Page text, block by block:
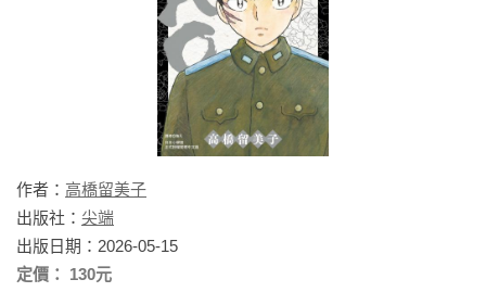
作者： 高橋留美子
出版社： 尖端
出版日期：2026-05-15
定價： 130元